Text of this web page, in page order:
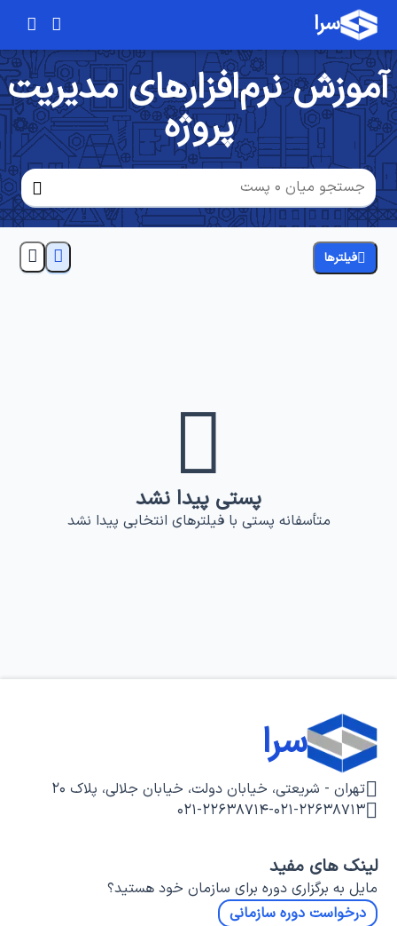
سرا
آموزش نرم‌افزار‌های مدیریت
پروژه
فیلترها
پستی پیدا نشد
متأسفانه پستی با فیلترهای انتخابی پیدا نشد
سرا
تهران - شریعتی، خیابان دولت، خیابان جلالی، پلاک ۲۰
۰۲۱-۲۲۶۳۸۷۱۳-۰۲۱-۲۲۶۳۸۷۱۴
لینک های مفید
مایل به برگزاری دوره برای سازمان خود هستید؟
درخواست دوره سازمانی